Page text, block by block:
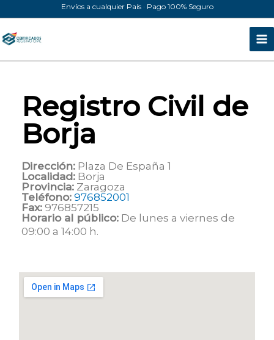
al
contenido
Envíos a cualquier País · Pago 100% Seguro
Registro Civil de
Borja
Dirección: Plaza De España 1
Localidad: Borja
Provincia: Zaragoza
Teléfono: 976852001
Fax: 976857215
Horario al público: De lunes a viernes de
09:00 a 14:00 h.